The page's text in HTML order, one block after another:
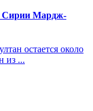
Сирии Мардж-
остается около
из ...